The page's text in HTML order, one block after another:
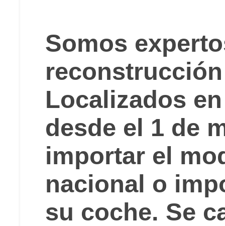
Somos
Localizados
desde el 1 de
importar el
nacional o
su coche. Se